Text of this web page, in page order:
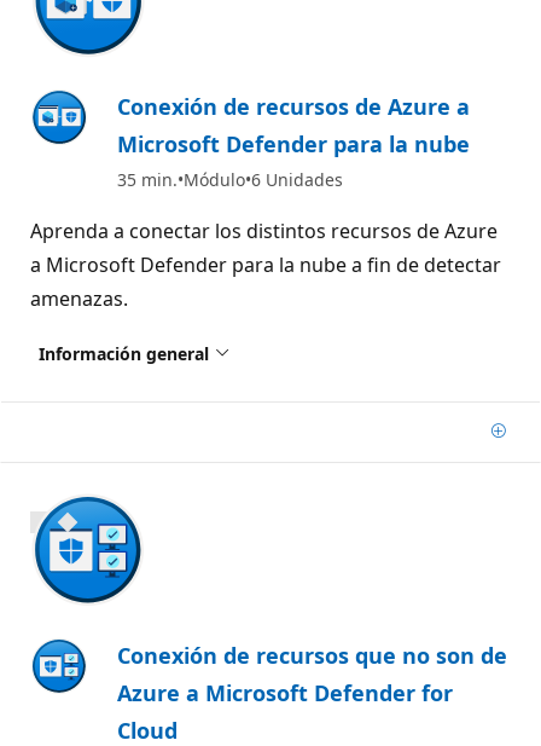
Conexión de recursos de Azure a
Microsoft Defender para la nube
35 min. Módulo 6 Unidades
Aprenda a conectar los distintos recursos de Azure
a Microsoft Defender para la nube a fin de detectar
amenazas.
Información general
800 XP
Conexión de recursos que no son de
Azure a Microsoft Defender for
Cloud